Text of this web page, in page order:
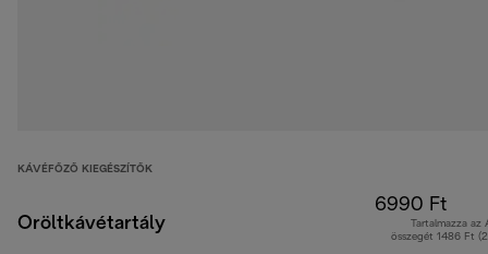
KÁVÉFŐZŐ KIEGÉSZÍTŐK
Őröltkávétartály
6990 Ft
Tartalmazza az
összegét 1486 Ft